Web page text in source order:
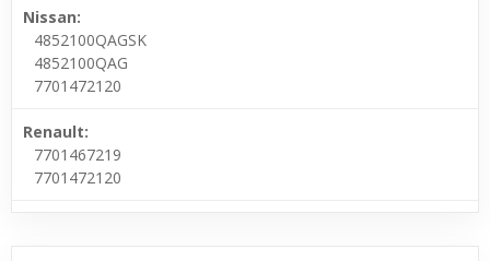
Nissan:
4852100QAGSK
4852100QAG
7701472120
Renault:
7701467219
7701472120